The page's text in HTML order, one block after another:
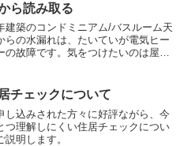
ら読み取る
建築のコンドミニアム/バスルーム天
らの水漏れは、たいていが電気ヒー
の故障です。気をつけたいのは屋根
。水漏れの兆候を知っておくと事前
故を防ぐことができます。
チェックについて
し込みされた方々に好評ながら、今
つ理解しにくい住居チェックについ
説明します。